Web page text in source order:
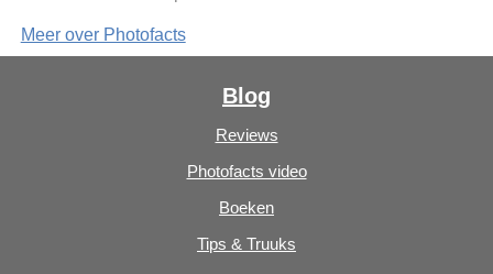
Meer over Photofacts
Blog
Reviews
Photofacts video
Boeken
Tips & Truuks